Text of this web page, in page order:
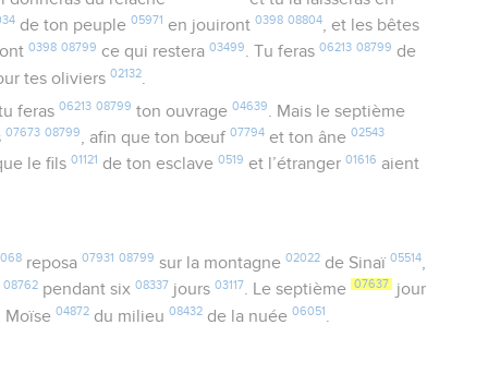
de ton peuple05971 en jouiront0398 08804 , et les bêtes
0398 08799 ce qui restera03499. Tu feras06213 08799 de
tes oliviers02132
tu feras 06213 08799 ton ouvrage 04639 . Mais le septième
07673 08799, afin que ton bœuf07794 et ton âne02543
le fils01121 de ton esclave0519 et l’étranger01616 aient
reposa 07931 08799 sur la montagne 02022de Sinaï 05514,
08762 pendant six08337 jours03117. Le septième 07637 jour
Moïse04872 du milieu08432 de la nuée06051